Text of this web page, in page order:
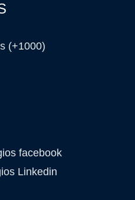
(+1000)